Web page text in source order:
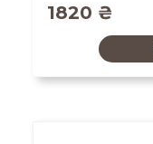
1820 ₴